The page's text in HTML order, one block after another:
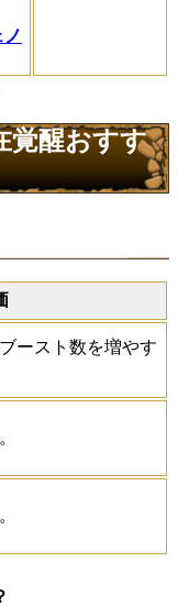
ノ
覚醒おすす
ースト数を増やす